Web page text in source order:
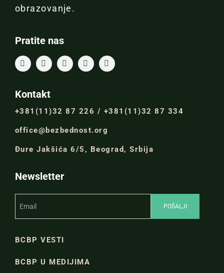
obrazovanje.
Pratite nas
Kontakt
+381(11)32 87 226 / +381(11)32 87 334
office@bezbednost.org
Đure Jakšića 6/5, Beograd, Srbija
Newsletter
BCBP VESTI
BCBP U MEDIJIMA